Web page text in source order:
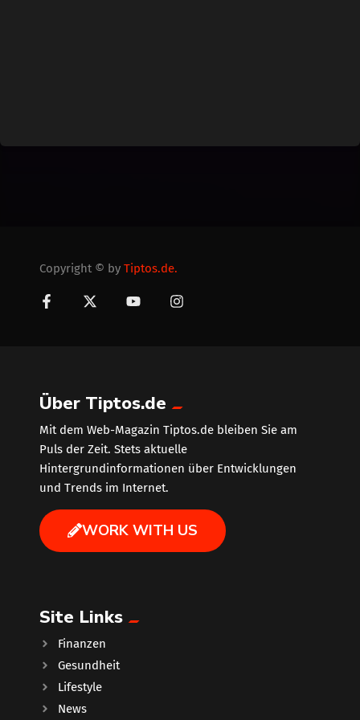
Copyright © by Tiptos.de.
Über Tiptos.de
Mit dem Web-Magazin Tiptos.de bleiben Sie am
Puls der Zeit. Stets aktuelle
Hintergrundinformationen über Entwicklungen
und Trends im Internet.
WORK WITH US
Site Links
Finanzen
Gesundheit
Lifestyle
News